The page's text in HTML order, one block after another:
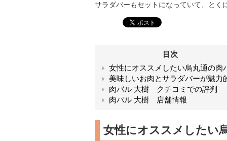
サラダバーもセットになっていて、とく
目次
女性にオススメしたい烏丸通の肉
美味しいお肉とサラダバーが魅力
肉バル 大樹 クチコミでの評判
肉バル 大樹 店舗情報
女性にオススメしたい